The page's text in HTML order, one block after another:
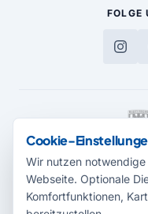
FOLGE
MEDIENPARTNER
Cookie-
Wir nutzen
Webseite. Optionale
Komfortfunktionen,